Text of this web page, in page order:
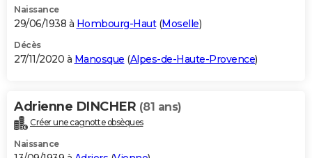
Naissance
29/06/1938 à Hombourg-Haut(Moselle)
Décès
27/11/2020 à Manosque (Alpes-de-Haute-Provence)
Adrienne DINCHER (81 ans)
Créer une cagnotte obsèques
Naissance